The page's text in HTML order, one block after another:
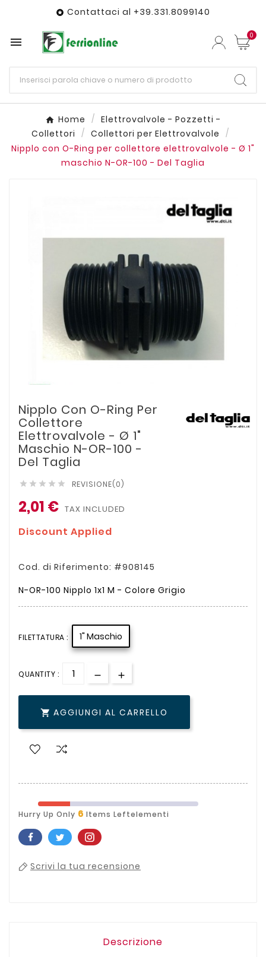
 Contattaci al +39.331.8099140
 0
Home
Elettrovalvole - Pozzetti -
Collettori
Collettori per Elettrovalvole
Nipplo con O-Ring per collettore elettrovalvole - Ø 1"
maschio N-OR-100 - Del Taglia
Nipplo Con O-Ring Per
Collettore
Elettrovalvole - Ø 1"
Maschio N-OR-100 -
Del Taglia
     REVISIONE(0)
2,01 € TAX INCLUDED
Discount Applied
Cod. di Riferimento: #908145
N-OR-100 Nipplo 1x1 M - Colore Grigio
FILETTATURA : 1" Maschio
QUANTITY :
 AGGIUNGI AL CARRELLO
Hurry Up Only 6 Items Leftelementi
Scrivi la tua recensione
Descrizione